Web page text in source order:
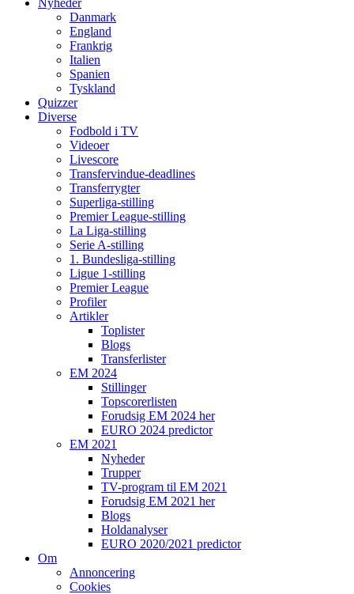
Nyheder
Danmark
England
Frankrig
Italien
Spanien
Tyskland
Quizzer
Diverse
Fodbold i TV
Videoer
Livescore
Transfervindue-deadlines
Transferrygter
Superliga-stilling
Premier League-stilling
La Liga-stilling
Serie A-stilling
1. Bundesliga-stilling
Ligue 1-stilling
Premier League
Profiler
Artikler
Toplister
Blogs
Transferlister
EM 2024
Stillinger
Topscorerlisten
Forudsig EM 2024 her
EURO 2024 predictor
EM 2021
Nyheder
Trupper
TV-program til EM 2021
Forudsig EM 2021 her
Blogs
Holdanalyser
EURO 2020/2021 predictor
Om
Annoncering
Cookies